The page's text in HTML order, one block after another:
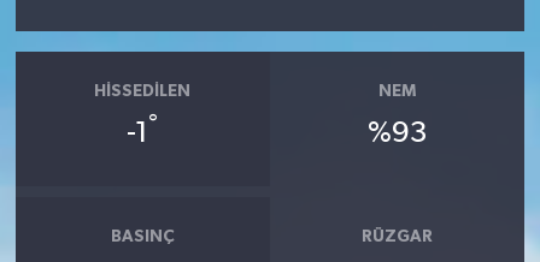
HISSEDILEN
-1 °
NEM
%93
BASINÇ RÜZGAR